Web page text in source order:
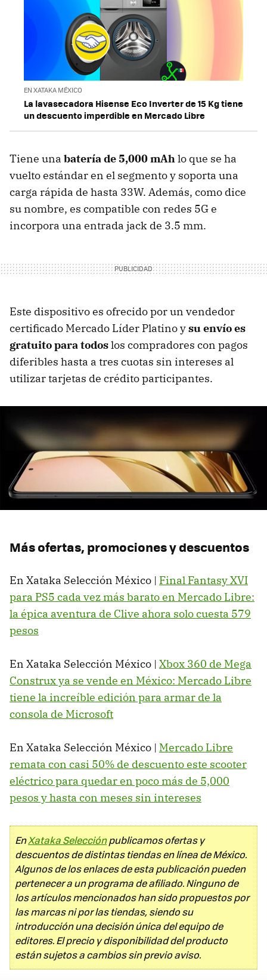
EN XATAKA MÉXICO
La lavasecadora Hisense Eco Inverter de 15 Kg tiene
un descuento imperdible en Mercado Libre
Tiene una batería de 5,000 mAhlo que se ha
vuelto estándar en el segmento y soporta una
carga rápida de hasta 33W. Además, como dice
su nombre, es compatible con redes 5G e
incorpora una entrada jack de 3.5 mm.
Este dispositivo es ofrecido por un vendedor
certificado Mercado Líder Platino ysu envío es
gratuito para todoslos compradores con pagos
diferibles hasta a tres cuotas sin intereses al
utilizar tarjetas de crédito participantes.
Más ofertas, promociones y descuentos
En Xataka Selección México | Final Fantasy XVI
para PS5 cada vez más barato en Mercado Libre:
la épica aventura de Clive ahora solo cuesta 579
pesos
En Xataka Selección México | Xbox 360 de Mega
Construx ya se vende en México: Mercado Libre
tiene la increíble edición para armar de la
consola de Microsoft
En Xataka Selección México | Mercado Libre
remata con casi 50% de descuento este scooter
eléctrico para quedar en poco más de 5,000
pesos y hasta con meses sin intereses
EnXataka Selecciónpublicamos ofertas y
descuentos de distintas tiendas en línea de México.
Algunos de los enlaces de esta publicación pueden
pertenecer a un programa de afiliado. Ninguno de
los artículos mencionados han sido propuestos por
las marcas ni por las tiendas, siendo su
introducción una decisión única del equipo de
editores. El precio y disponibilidad del producto
están sujetos a cambios sin previo aviso.